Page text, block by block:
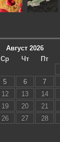
Август 2026
Ср Чт Пт
5 6 7
12 13 14
19 20 21
26 27 28